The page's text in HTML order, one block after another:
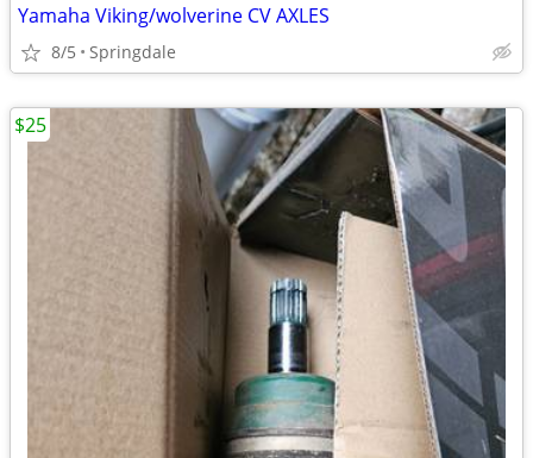
Yamaha Viking/wolverine CV AXLES
8/5 Springdale
$25